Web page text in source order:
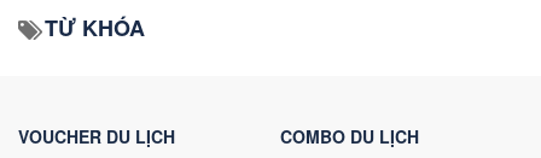
TỪ KHÓA
VOUCHER DU LỊCH
COMBO DU LỊCH